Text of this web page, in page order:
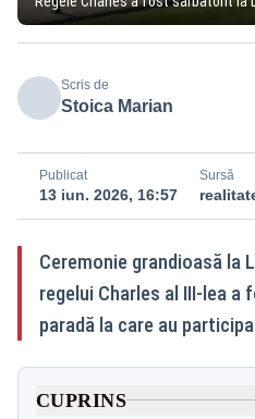
Scris de
Stoica Marian
Publicat
13 iun. 2026, 16:57
Sursă
Ceremonie grandioasă la
regelui Charles al III-lea
paradă la care au
CUPRINS